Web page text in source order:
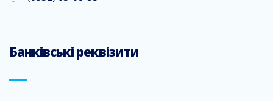
Банківські реквізити